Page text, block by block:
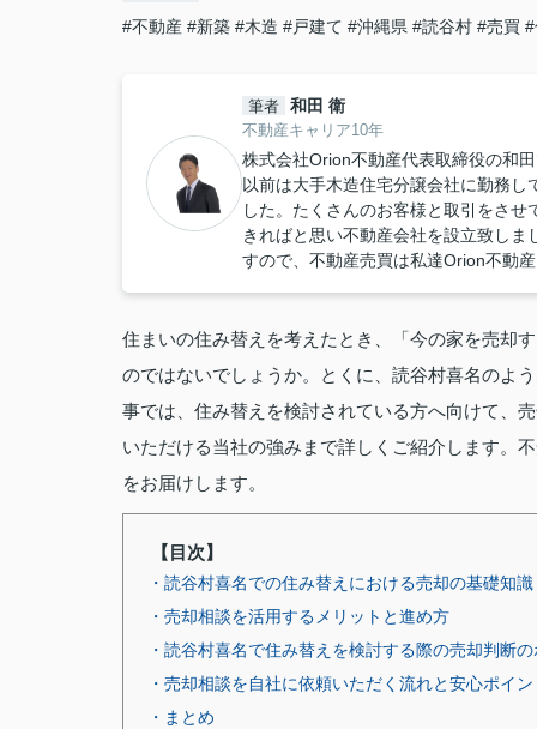
#不動産 #新築 #木造 #戸建て #沖縄県 #読谷村 #売買
筆者 和田 衛
不動産キャリア10年
株式会社Orion不動産代表取締役の和
以前は大手木造住宅分譲会社に勤務
した。たくさんのお客様と取引をさ
きればと思い不動産会社を設立致し
すので、不動産売買は私達Orion不動
住まいの住み替えを考えたとき、「今の家を売却
のではないでしょうか。とくに、読谷村喜名のよ
事では、住み替えを検討されている方へ向けて、
いただける当社の強みまで詳しくご紹介します。
をお届けします。
【目次】
・読谷村喜名での住み替えにおける売却の基礎知識
・売却相談を活用するメリットと進め方
・読谷村喜名で住み替えを検討する際の売却判断
・売却相談を自社に依頼いただく流れと安心ポイン
・まとめ